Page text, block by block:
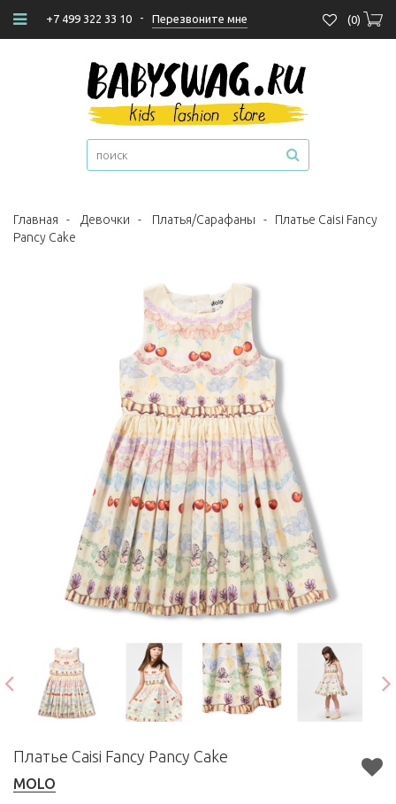
+7 499 322 33 10 - Перезвоните мне (0)
Главная - Девочки - Платья/Сарафаны - Платье Caisi Fancy
Pancy Cake
Платье Caisi Fancy Pancy Cake
MOLO